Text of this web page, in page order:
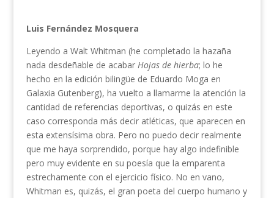
Luis Fernández Mosquera
Leyendo a Walt Whitman (he completado la hazaña
nada desdeñable de acabar Hojas de hierba; lo he
hecho en la edición bilingüe de Eduardo Moga en
Galaxia Gutenberg), ha vuelto a llamarme la atención la
cantidad de referencias deportivas, o quizás en este
caso corresponda más decir atléticas, que aparecen en
esta extensísima obra. Pero no puedo decir realmente
que me haya sorprendido, porque hay algo indefinible
pero muy evidente en su poesía que la emparenta
estrechamente con el ejercicio físico. No en vano,
Whitman es, quizás, el gran poeta del cuerpo humano y